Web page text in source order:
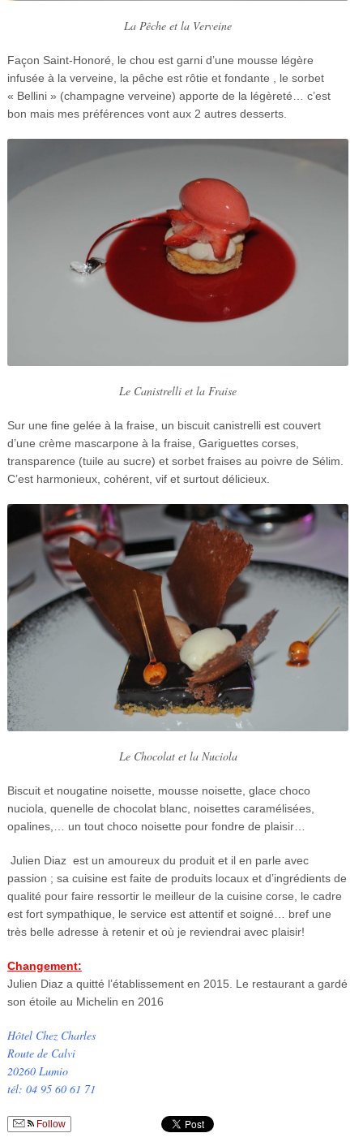
La Pêche et la Verveine
Façon Saint-Honoré, le chou est garni d’une mousse légère
infusée à la verveine, la pêche est rôtie et fondante , le sorbet
« Bellini » (champagne verveine) apporte de la légèreté… c’est
bon mais mes préférences vont aux 2 autres desserts.
Le Canistrelli et la Fraise
Sur une fine gelée à la fraise, un biscuit canistrelli est couvert
d’une crème mascarpone à la fraise, Gariguettes corses,
transparence (tuile au sucre) et sorbet fraises au poivre de Sélim.
C’est harmonieux, cohérent, vif et surtout délicieux.
Le Chocolat et la Nuciola
Biscuit et nougatine noisette, mousse noisette, glace choco
nuciola, quenelle de chocolat blanc, noisettes caramélisées,
opalines,… un tout choco noisette pour fondre de plaisir…
Julien Diaz est un amoureux du produit et il en parle avec
passion ; sa cuisine est faite de produits locaux et d’ingrédients de
qualité pour faire ressortir le meilleur de la cuisine corse, le cadre
est fort sympathique, le service est attentif et soigné… bref une
très belle adresse à retenir et où je reviendrai avec plaisir!
Changement:
Julien Diaz a quitté l’établissement en 2015. Le restaurant a gardé
son étoile au Michelin en 2016
Hôtel Chez Charles
Route de Calvi
20260 Lumio
tél: 04 95 60 61 71
Follow